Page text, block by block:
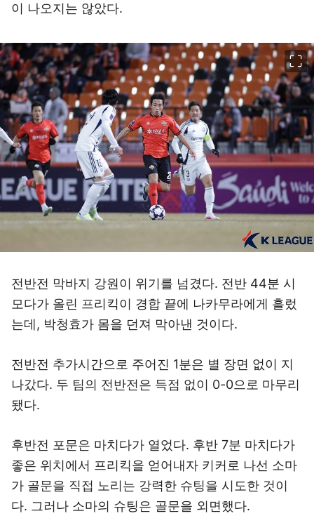
이 나오지는 않았다.
전반전 막바지 강원이 위기를 넘겼다. 전반 44분 시
모다가 올린 프리킥이 경합 끝에 나카무라에게 흘렀
는데, 박청효가 몸을 던져 막아낸 것이다.
전반전 추가시간으로 주어진 1분은 별 장면 없이 지
나갔다. 두 팀의 전반전은 득점 없이 0-0으로 마무리
됐다.
후반전 포문은 마치다가 열었다. 후반 7분 마치다가
좋은 위치에서 프리킥을 얻어내자 키커로 나선 소마
가 골문을 직접 노리는 강력한 슈팅을 시도한 것이
다. 그러나 소마의 슈팅은 골문을 외면했다.